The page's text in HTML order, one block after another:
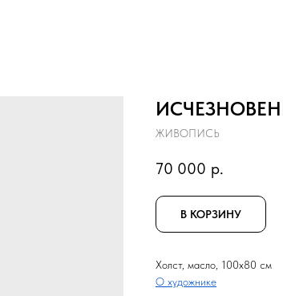
ЖИВОПИСЬ
70 000 р.
В КОРЗИНУ
Холст, масло, 100x80 см
О художнике